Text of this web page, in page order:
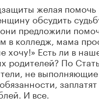
желая помочь
обсудить
предложили
в колледж, мама
хочу!» Есть ли в
родителей? По
не
И все.